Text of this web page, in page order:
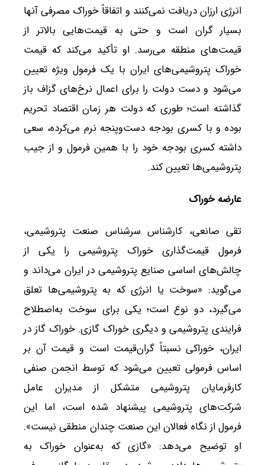
انرژی ارزان دریافت نمی‌کنند و اتفاقاً خوراک مصرفی آنها
بسیار گران است و حتی به قیمت‌هایی بالاتر از
قیمت‌های منطقه می‌رسد. او تأکید می‌کند که قیمت
خوراک پتروشیمی‌های ایران با یک فرمول ویژه تعیین
می‌شود و دست دولت را برای اعمال نرخ‌های گزاف باز
گذاشته است؛ طوری که دولت هر زمان اقتصاد تحریم
بوده و با کسری بودجه دست‌وپنجه نرم می‌کرده، سعی
داشته کسری بودجه خود را با همین فرمول و از جیب
پتروشیمی‌ها تعیین کند.
عارضه خوراک
تقی صانعی، کارشناس سرشناس صنعت پتروشیمی،
فرمول قیمت‌گذاری خوراک پتروشیمی را یکی از
چالش‌های اساسی صنایع پتروشیمی در ایران می‌داند و
می‌گوید: «سوخت یا انرژی که به پتروشیمی‌ها تعلق
می‌گیرد، دو نوع است؛ یکی برای سوخت به‌اصطلاح
فرایندی پتروشیمی و دیگری خوراک گازی. خوراک گاز در
ایران، خوراکی نسبتاً گران‌قیمت است و قیمت آن بر
اساس فرمولی تعیین می‌شود که توسط انجمن صنفی
کارفرمایان پتروشیمی متشکل از مدیران عامل
شرکت‌های پتروشیمی پیشنهاد شده است، اما این
فرمول از نگاه فعالان این صنعت چندان منطقی نیست».
او توضیح می‌دهد: «گازی که به‌عنوان خوراک به